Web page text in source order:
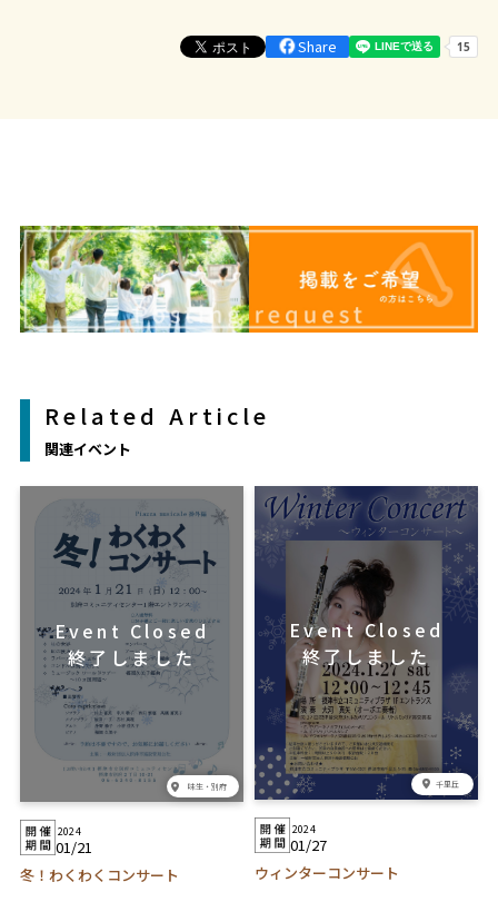
Share
Related Article
関連イベント
味生・別府
2024
01/21
冬！わくわくコンサート
千里丘
2024
01/27
ウィンターコンサート